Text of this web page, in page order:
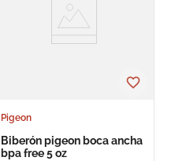
Pigeon
Biberón pigeon boca ancha
bpa free 5 oz